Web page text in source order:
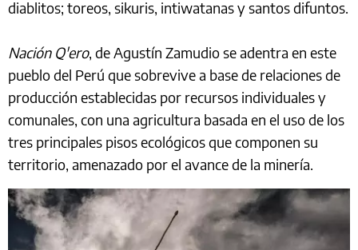
diablitos; toreos, sikuris, intiwatanas y santos difuntos.
Nación Q'ero, de Agustín Zamudio se adentra en este
pueblo del Perú que sobrevive a base de relaciones de
producción establecidas por recursos individuales y
comunales, con una agricultura basada en el uso de los
tres principales pisos ecológicos que componen su
territorio, amenazado por el avance de la minería.